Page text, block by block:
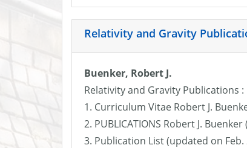
Relativity and Gravity
Buenker, Robert J.
Relativity and Gravity Publications
1. Curriculum Vitae Robert J.
2. PUBLICATIONS Robert J.
3. Publication List (updated on Feb.